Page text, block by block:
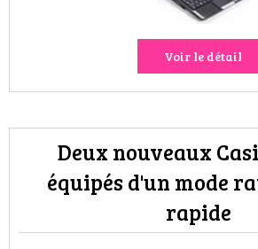
Voir le détail
Deux nouveaux
équipés d'un mode
rapide